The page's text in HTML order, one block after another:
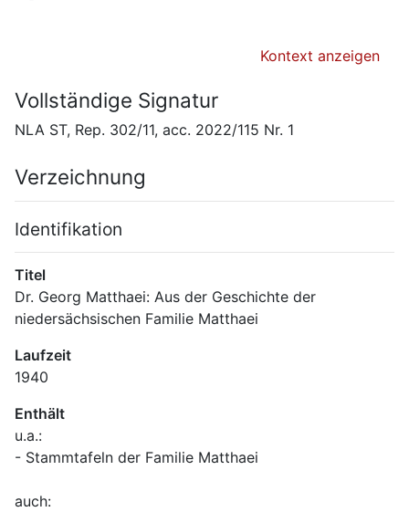
Kontext anzeigen
Vollständige Signatur
NLA ST, Rep. 302/11, acc. 2022/115 Nr. 1
Verzeichnung
Identifikation
Titel
Dr. Georg Matthaei: Aus der Geschichte der
niedersächsischen Familie Matthaei
Laufzeit
1940
Enthält
u.a.:
- Stammtafeln der Familie Matthaei
auch: